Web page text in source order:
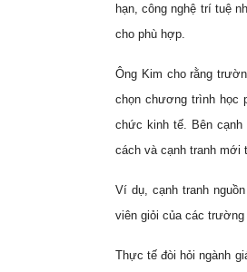
hạn, công nghệ trí tuệ
cho phù hợp.
Ông Kim cho rằng
chọn chương trình học
chức kinh tế. Bên cạnh
cách và cạnh tranh mới
Ví dụ, cạnh tranh
viên giỏi của các
Thực tế đòi hỏi ngành